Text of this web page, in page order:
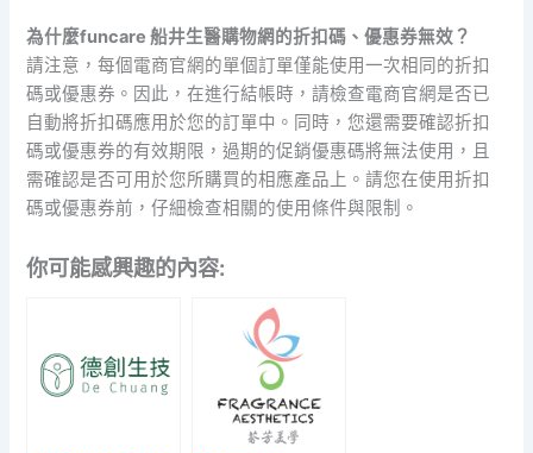
為什麼funcare 船井生醫購物網的折扣碼、優惠券無效？
請注意，每個電商官網的單個訂單僅能使用一次相同的折扣
碼或優惠券。因此，在進行結帳時，請檢查電商官網是否已
自動將折扣碼應用於您的訂單中。同時，您還需要確認折扣
碼或優惠券的有效期限，過期的促銷優惠碼將無法使用，且
需確認是否可用於您所購買的相應產品上。請您在使用折扣
碼或優惠券前，仔細檢查相關的使用條件與限制。
你可能感興趣的內容: